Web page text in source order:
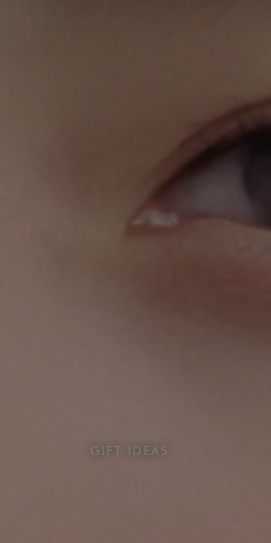
GIFT IDEAS